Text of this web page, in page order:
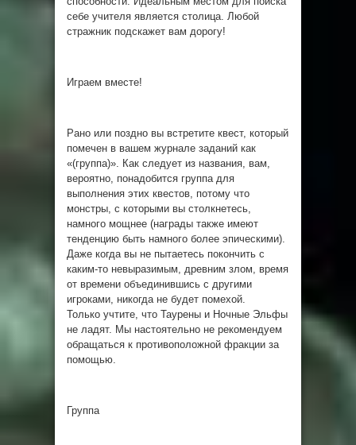
себе учителя является столица. Любой
стражник подскажет вам дорогу!
Играем вместе!
Рано или поздно вы встретите квест, который
помечен в вашем журнале заданий как
«(группа)». Как следует из названия, вам,
вероятно, понадобится группа для
выполнения этих квестов, потому что
монстры, с которыми вы столкнетесь,
намного мощнее (награды также имеют
тенденцию быть намного более эпическими).
Даже когда вы не пытаетесь покончить с
каким-то невыразимым, древним злом, время
от времени объединившись с другими
игроками, никогда не будет помехой.
Только учтите, что Таурены и Ночные Эльфы
не ладят. Мы настоятельно не рекомендуем
обращаться к противоположной фракции за
помощью.
Группа